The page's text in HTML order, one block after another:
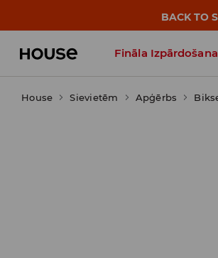
BACK TO
Fināla Izpārdošana
Influencers' Faves
House Sievietēm Apģērbs